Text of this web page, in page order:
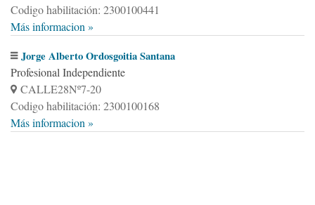
Codigo habilitación: 2300100441
Más informacion »
Jorge Alberto Ordosgoitia Santana
Profesional Independiente
CALLE28Nº7-20
Codigo habilitación: 2300100168
Más informacion »